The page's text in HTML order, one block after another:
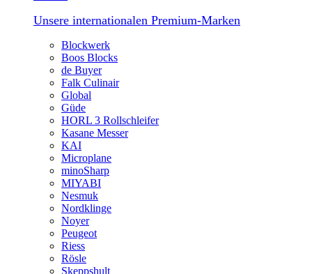
Unsere internationalen Premium-Marken
Blockwerk
Boos Blocks
de Buyer
Falk Culinair
Global
Güde
HORL 3 Rollschleifer
Kasane Messer
KAI
Microplane
minoSharp
MIYABI
Nesmuk
Nordklinge
Noyer
Peugeot
Riess
Rösle
Skeppshult